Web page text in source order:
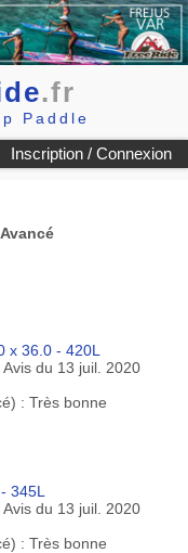
.fr
Paddle
Inscription / Connexion
Avancé
x 36.0 - 420L
Avis du 13 juil. 2020
: Très bonne
345L
Avis du 13 juil. 2020
: Très bonne